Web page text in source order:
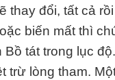
thay đổi, tất cả
biến mất thì
tát trong lục
trừ lòng tham.